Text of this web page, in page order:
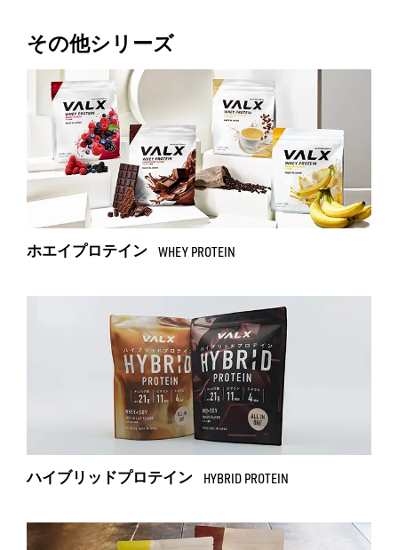
その他シリーズ
ホエイプロテイン WHEY PROTEIN
ハイブリッドプロテイン HYBRID PROTEIN